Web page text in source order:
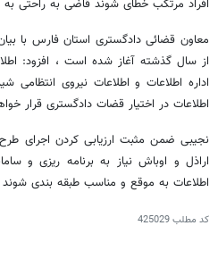
افراد مرتکب خطای شوند قاضی به راحتی
معاون قضائی دادگستری استان فارس با
از سال گذشته آغاز شده است ، افزود:
اداره اطلاعات و اطلاعات نیروی انتظامی
اطلاعات در اختیار قضات دادگستری قرار
نجیبی ضمن مثبت ارزیابی کردن اجرای
اراذل و اوباش نیاز به برنامه ریزی و
اطلاعات به موقع و مناسب طبقه بندی شوند
کد مطلب425029